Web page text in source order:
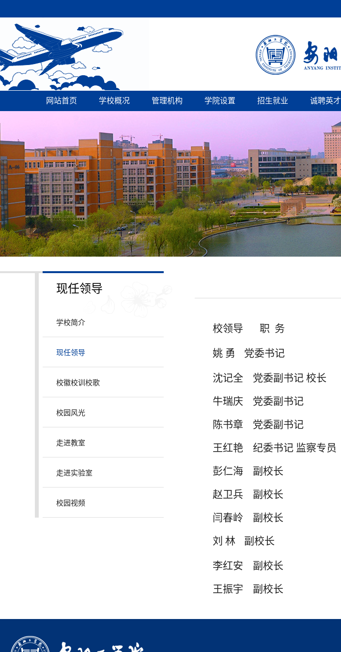
网站首页 学校概况 管理机构 学院设置 招生就业 诚聘英才
现任领导
学校简介
现任领导
校徽校训校歌
校园风光
走进教室
走进实验室
校园视频
校领导 职 务
姚 勇 党委书记
沈记全 党委副书记 校长
牛瑞庆 党委副书记
陈书章 党委副书记
王红艳 纪委书记 监察专员
彭仁海 副校长
赵卫兵 副校长
闫春岭 副校长
刘 林
副校长
李红安 副校长
王振宇 副校长